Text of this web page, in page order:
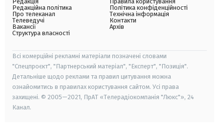
Редакційна політика
Про телеканал
Телеведучі
Вакансії
Структура власності
Політика конфіденційності
Технічна інформація
Контакти
Архів
Всі комерційні рекламні матеріали позначені словами
"Спецпроєкт", "Партнерський матеріал", "Експерт", "Позиція".
Детальніше щодо реклами та правил цитування можна
ознайомитись в правилах користування сайтом. Усі права
захищені. © 2005—2021, ПрАТ «Телерадіокомпанія "Люкс"», 24
Канал.